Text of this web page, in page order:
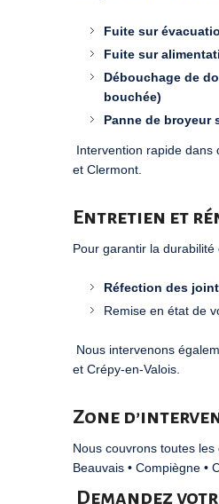
Fuite sur
Fuite sur
Débouchage de
bouchée)
Panne de broyeur
Intervention rapide dans
et Clermont
Entretien et
Pour garantir la durabilité
Réfection des
Remise en état de
Nous intervenons
et Crépy-en-Valois
Zone
Nous couvrons toutes les
Beauvais • Compiègne •
Demandez